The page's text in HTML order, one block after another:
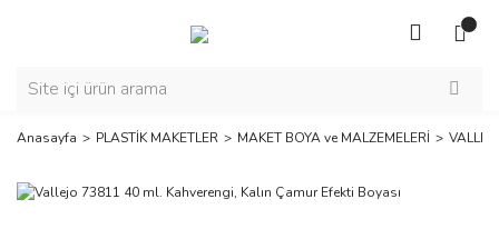
Anasayfa PLASTİK MAKETLER MAKET BOYA ve MALZEMELERİ